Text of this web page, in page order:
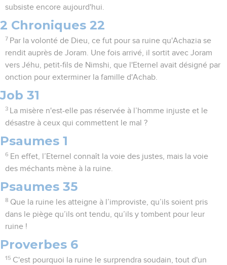
subsiste encore aujourd'hui.
2 Chroniques 22
7 Par la volonté de Dieu, ce fut pour sa ruine qu'Achazia se
rendit auprès de Joram. Une fois arrivé, il sortit avec Joram
vers Jéhu, petit-fils de Nimshi, que l'Eternel avait désigné par
onction pour exterminer la famille d'Achab.
Job 31
3
La misère n'est-elle pas réservée à l’homme injuste et le
désastre à ceux qui commettent le mal ?
Psaumes 1
6 En effet, l’Eternel connaît la voie des justes, mais la voie
des méchants mène à la ruine.
Psaumes 35
8 Que la ruine les atteigne à l’improviste, qu’ils soient pris
dans le piège qu’ils ont tendu, qu’ils y tombent pour leur
ruine !
Proverbes 6
15 C'est pourquoi la ruine le surprendra soudain, tout d'un